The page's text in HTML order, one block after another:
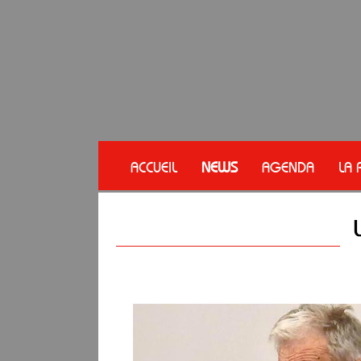
ACCUEIL NEWS AGENDA LA